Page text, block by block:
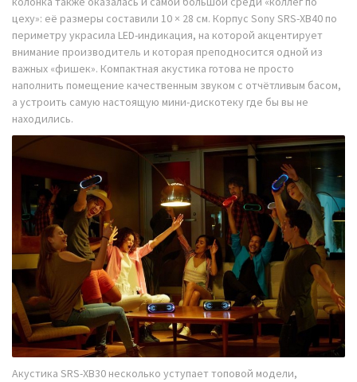
цеху»: её размеры составили 10 × 28 см. Корпус Sony SRS-XB40 по
периметру украсила LED-индикация, на которой акцентирует
внимание производитель и которая преподносится одной из
важных «фишек». Компактная акустика готова не просто
наполнить помещение качественным звуком с отчётливым басом,
а устроить самую настоящую мини-дискотеку где бы вы не
находились.
Акустика SRS-XB30 несколько уступает топовой модели,